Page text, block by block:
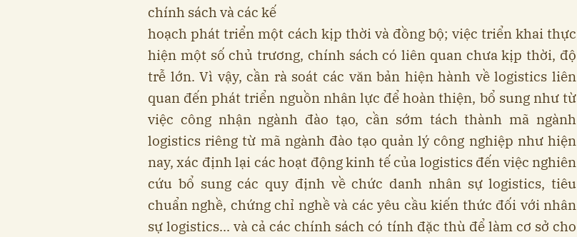
chính sách và các kế
hoạch phát triển một cách kịp thời và đồng bộ; việc triển khai thực
hiện một số chủ trương, chính sách có liên quan chưa kịp thời, độ
trễ lớn. Vì vậy, cần rà soát các văn bản hiện hành về logistics liên
quan đến phát triển nguồn nhân lực để hoàn thiện, bổ sung như từ
việc công nhận ngành đào tạo, cần sớm tách thành mã ngành
logistics riêng từ mã ngành đào tạo quản lý công nghiệp như hiện
nay, xác định lại các hoạt động kinh tế của logistics đến việc nghiên
cứu bổ sung các quy định về chức danh nhân sự logistics, tiêu
chuẩn nghề, chứng chỉ nghề và các yêu cầu kiến thức đối với nhân
sự logistics... và cả các chính sách có tính đặc thù để làm cơ sở cho